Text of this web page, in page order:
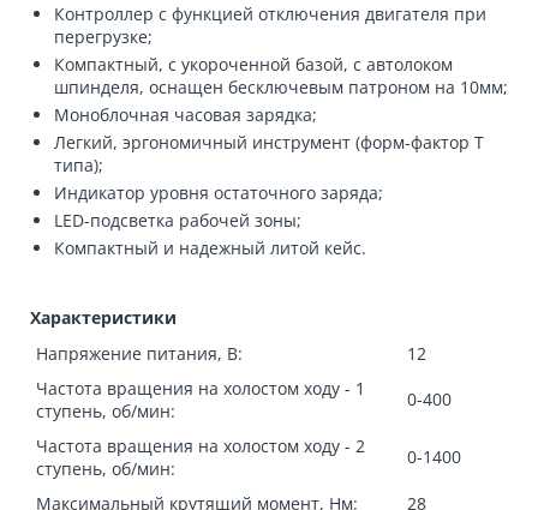
Контроллер с функцией отключения двигателя при
перегрузке;
Компактный, с укороченной базой, с автолоком
шпинделя, оснащен бесключевым патроном на 10мм;
Моноблочная часовая зарядка;
Легкий, эргономичный инструмент (форм-фактор Т
типа);
Индикатор уровня остаточного заряда;
LED-подсветка рабочей зоны;
Компактный и надежный литой кейс.
Характеристики
Напряжение питания, В:
12
Частота вращения на холостом ходу - 1
ступень, об/мин:
0-400
Частота вращения на холостом ходу - 2
ступень, об/мин:
0-1400
Максимальный крутящий момент, Нм:
28